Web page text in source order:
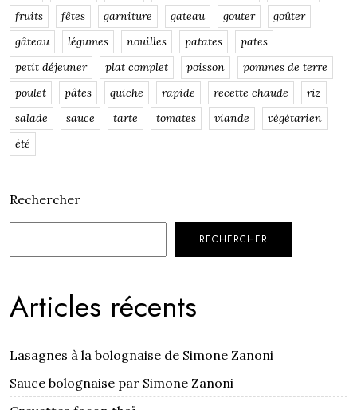
fruits
fêtes garniture gateau gouter
goûter
gâteau
légumes nouilles patates
pates
petit déjeuner
plat complet poisson
pommes de terre
poulet
pâtes quiche rapide recette chaude
riz
salade
sauce tarte tomates viande
végétarien
été
Rechercher
RECHERCHER
Articles récents
Lasagnes à la bolognaise de Simone Zanoni
Sauce bolognaise par Simone Zanoni